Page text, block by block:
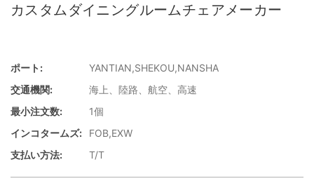
カスタムダイニングルームチェアメーカー
ポート:
YANTIAN,SHEKOU,NANSHA
交通機関:
海上、陸路、航空、高速
最小注文数:
1個
インコタームズ:
FOB,EXW
支払い方法:
T/T